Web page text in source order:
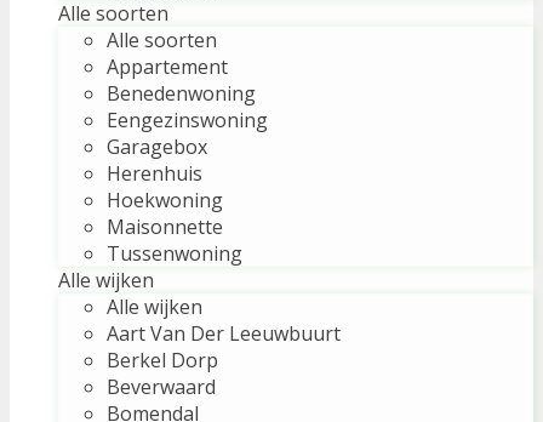
Alle soorten
Alle soorten
Appartement
Benedenwoning
Eengezinswoning
Garagebox
Herenhuis
Hoekwoning
Maisonnette
Tussenwoning
Alle wijken
Alle wijken
Aart Van Der Leeuwbuurt
Berkel Dorp
Beverwaard
Bomendal